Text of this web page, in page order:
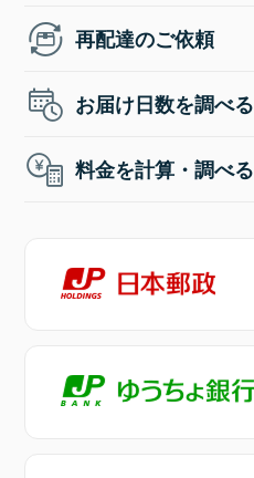
再配達のご依頼
お届け日数を調べる
料金を計算・調べる